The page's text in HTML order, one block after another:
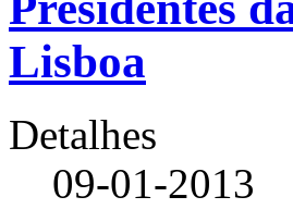
Lisboa
Detalhes
09-01-2013